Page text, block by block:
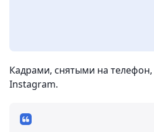
Кадрами, снятыми на
Instagram.